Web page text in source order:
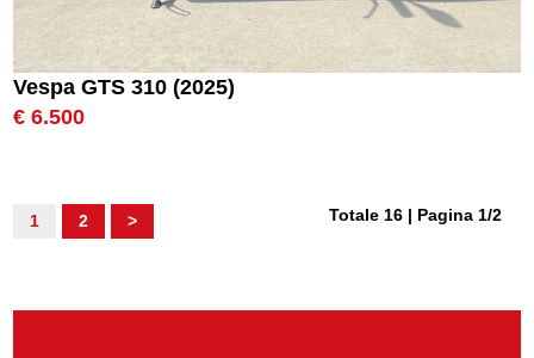
Vespa GTS 310 (2025)
€ 6.500
Totale 16 | Pagina 1/2
1 2 >